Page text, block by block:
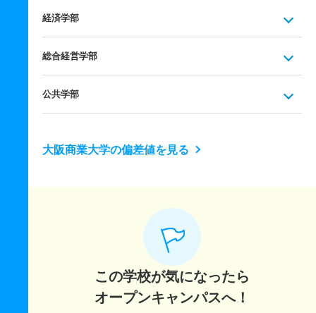
経済学部
総合経営学部
公共学部
大阪商業大学の偏差値を見る
この学校が気になったら
オープンキャンパスへ！